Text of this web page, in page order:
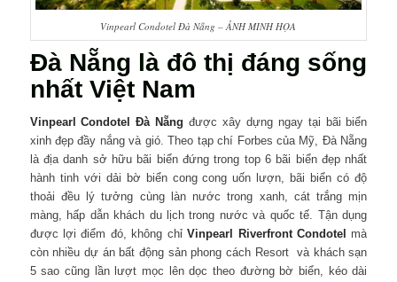
Vinpearl Condotel Đà Nẵng – ẢNH MINH HỌA
Đà Nẵng là đô thị đáng sống
nhất Việt Nam
Vinpearl Condotel Đà Nẵng được xây dựng ngay tại bãi biển
xinh đẹp đầy nắng và gió. Theo tạp chí Forbes của Mỹ, Đà Nẵng
là địa danh sở hữu bãi biển đứng trong top 6 bãi biển đẹp nhất
hành tinh với dải bờ biển cong cong uốn lượn, bãi biển có độ
thoải đều lý tưởng cùng làn nước trong xanh, cát trắng mịn
màng, hấp dẫn khách du lịch trong nước và quốc tế. Tận dụng
được lợi điểm đó, không chỉVinpearl Riverfront Condotel
mà
còn nhiều dự án bất động sản phong cách Resort và khách sạn
5 sao cũng lần lượt mọc lên dọc theo đường bờ biển, kéo dài